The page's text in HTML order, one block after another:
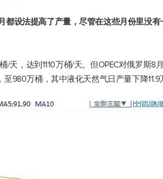
都设法提高了产量，尽管在这些月份里没有
天，达到1110万桶/天。但OPEC对俄罗斯8
980万桶，其中液化天然气日产量下降11.9